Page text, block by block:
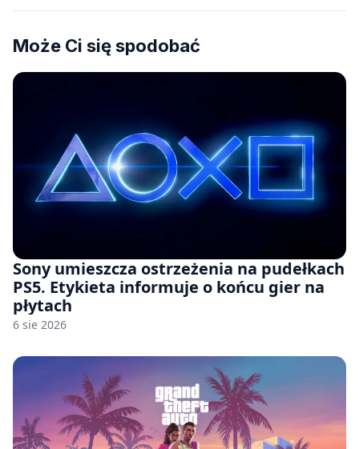
Może Ci się spodobać
Sony umieszcza ostrzeżenia na pudełkach
PS5. Etykieta informuje o końcu gier na
płytach
6 sie 2026